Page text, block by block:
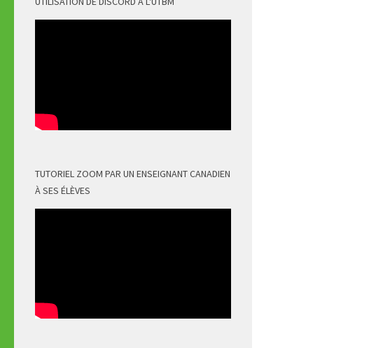
TUTORIEL ZOOM PAR UN ENSEIGNANT CANADIEN
À SES ÉLÈVES